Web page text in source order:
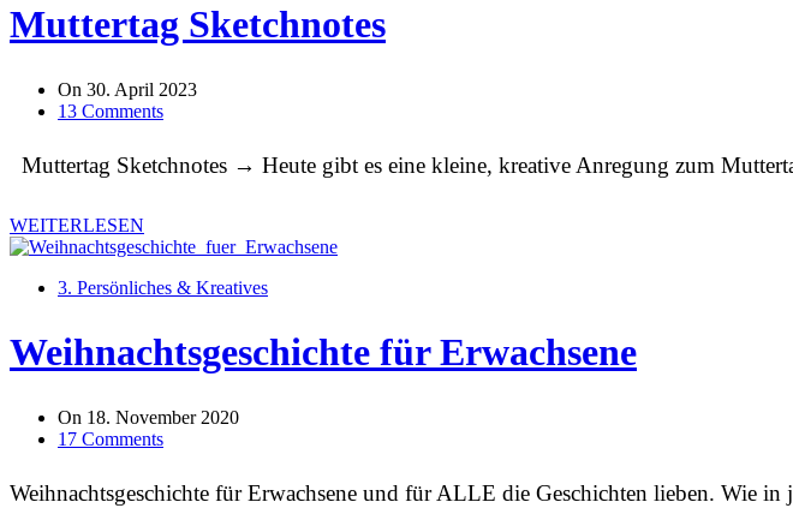
Muttertag Sketchnotes
On 30. April 2023
13 Comments
Muttertag Sketchnotes → Heute gibt es eine kleine, kreative Anregung zum
WEITERLESEN
3. Persönliches & Kreatives
Weihnachtsgeschichte für Erwachsene
On 18. November 2020
17 Comments
Weihnachtsgeschichte für Erwachsene und für ALLE die Geschichten lieben. Wie